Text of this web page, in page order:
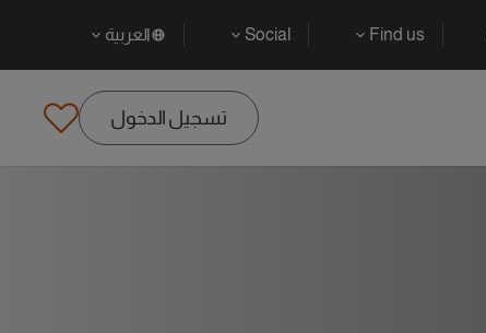
Find us
Social العربية
تسجيل الدخول